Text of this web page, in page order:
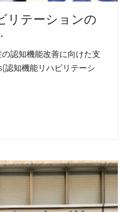
リテーションの
認知機能改善に向けた支
認知機能リハビリテーシ